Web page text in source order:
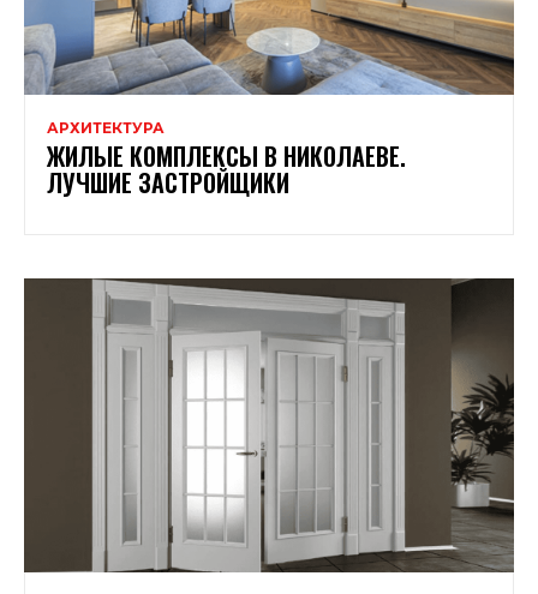
АРХИТЕКТУРА
ЖИЛЫЕ КОМПЛЕКСЫ В НИКОЛАЕВЕ.
ЛУЧШИЕ ЗАСТРОЙЩИКИ